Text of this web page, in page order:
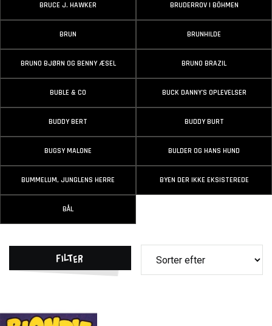
BRUCE J. HAWKER BRUDERROV I BÖHMEN
BRUN BRUNHILDE
BRUNO BJØRN OG BENNY ÆSEL BRUNO BRAZIL
BUBLE & CO BUCK DANNY'S OPLEVELSER
BUDDY BERT BUDDY BURT
BUGSY MALONE BULDER OG HANS HUND
BUMMELUM, JUNGLENS HERRE BYEN DER IKKE EKSISTEREDE
BÅL
Filter